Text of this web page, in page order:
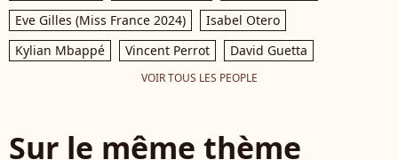
Eve Gilles (Miss France 2024)
Isabel Otero
Kylian Mbappé
Vincent Perrot David Guetta
VOIR TOUS LES PEOPLE
Sur le même thème